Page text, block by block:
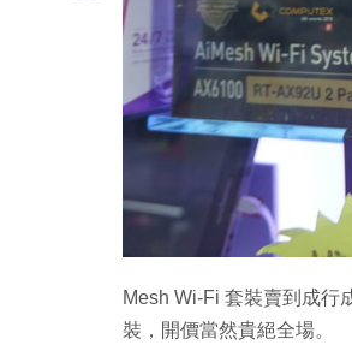
Mesh Wi-Fi 套裝賣到成行
裝，開價當然貴絕全場。
Copy